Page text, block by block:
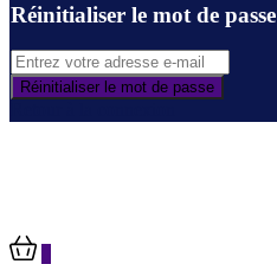
Réinitialiser le mot de passe
Réinitialiser le mot de passe